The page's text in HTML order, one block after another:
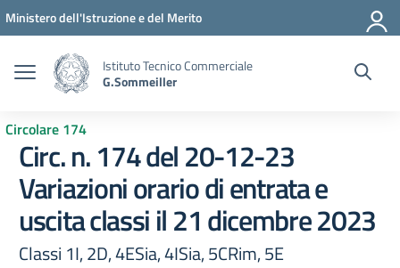
Vai ai contenuti
Vai al menu di navigazione
Vai al footer
Ministero dell'Istruzione e del Merito
Istituto Tecnico Commerciale
G.Sommeiller
Circolare 174
Circ. n. 174 del 20-12-23
Variazioni orario di entrata e
uscita classi il 21 dicembre 2023
Classi 1I, 2D, 4ESia, 4ISia, 5CRim, 5E